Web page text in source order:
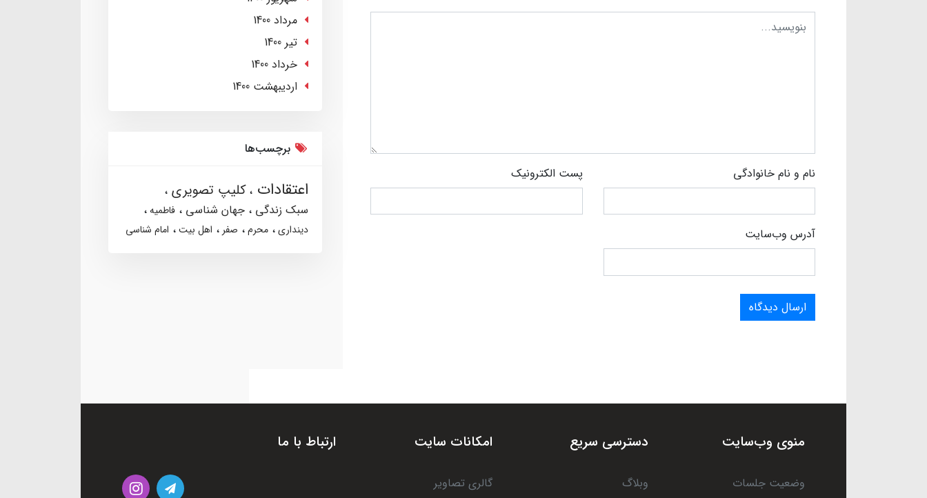
نام و نام خانوادگی پست الکترونیک
آدرس وب‌سایت
ارسال دیدگاه
مرداد 1400
تير 1400
خرداد 1400
ارديبهشت 1400
برچسب‌ها
اعتقادات کلیپ تصویری
سبک زندگی جهان شناسی
فاطمیه
دینداری
محرم صفر اهل بیت امام شناسی
منوی وب‌سایت
وضعیت جلسات
دسترسی سریع
وبلاگ
امکانات سایت
گالری تصاویر
ارتباط با ما